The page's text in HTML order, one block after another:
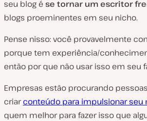
seu blog é se tornar um escritor
blogs proeminentes em seu nicho.
Pense nisso: você provavelmente
porque tem experiência/
então por que não usar isso em seu
Empresas estão procurando
criarconteúdo para impulsionar seu
quem melhor para fazer isso que